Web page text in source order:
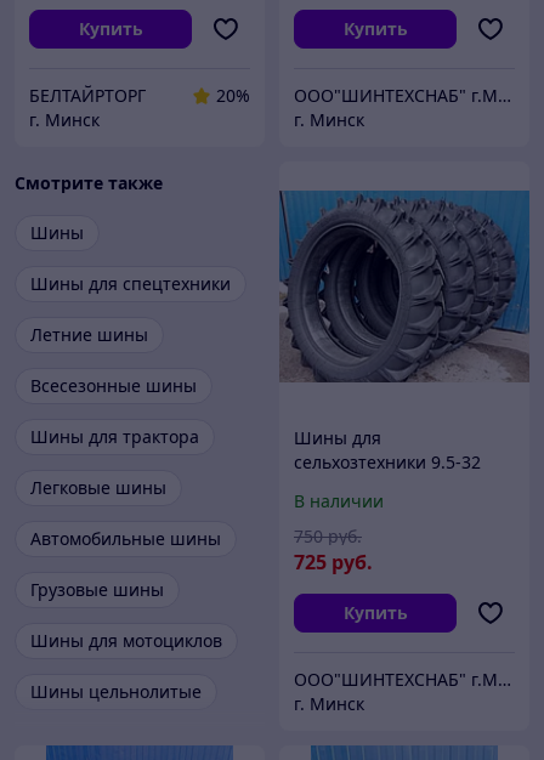
Купить
БЕЛТАЙРТОРГ
20%
г. Минск
Купить
ООО"ШИНТЕХСНАБ" г.Минск
г. Минск
Смотрите также
Шины
Шины для спецтехники
Летние шины
Всесезонные шины
Шины для трактора
Легковые шины
Автомобильные шины
Грузовые шины
Шины для мотоциклов
Шины цельнолитые
Шины для
сельхозтехники 9.5-32
Т-25, Т-16, Т-16М
В наличии
725 руб.
750 руб.
Купить
ООО"ШИНТЕХСНАБ" г.Минск
г. Минск